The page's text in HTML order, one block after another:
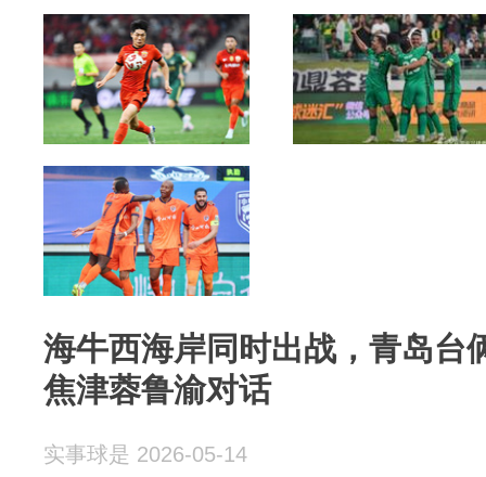
海牛西海岸同时出战，青岛台
焦津蓉鲁渝对话
实事球是 2026-05-14